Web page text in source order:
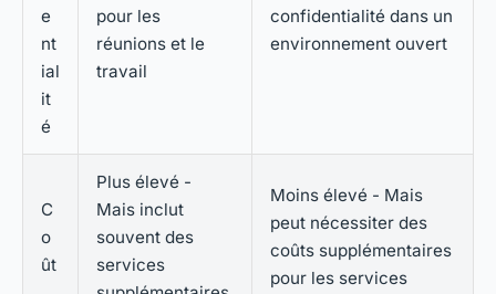
e
nt
ial
it
é
pour les
réunions et le
travail
confidentialité dans un
environnement ouvert
C
o
ût
Plus élevé -
Mais inclut
souvent des
services
Moins élevé - Mais
peut nécessiter des
coûts supplémentaires
pour les services